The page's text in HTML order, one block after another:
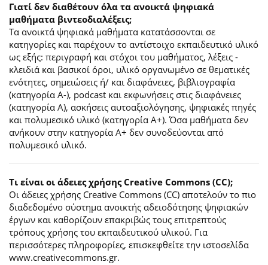
Γιατί δεν διαθέτουν όλα τα ανοικτά ψηφιακά
μαθήματα βιντεοδιαλέξεις;
Τα ανοικτά ψηφιακά μαθήματα κατατάσσονται σε
κατηγορίες και παρέχουν το αντίστοιχο εκπαιδευτικό υλικό
ως εξής: περιγραφή και στόχοι του μαθήματος, λέξεις -
κλειδιά και βασικοί όροι, υλικό οργανωμένο σε θεματικές
ενότητες, σημειώσεις ή/ και διαφάνειες, βιβλιογραφία
(κατηγορία Α-), podcast και εκφωνήσεις στις διαφάνειες
(κατηγορία Α), ασκήσεις αυτοαξιολόγησης, ψηφιακές πηγές
και πολυμεσικό υλικό (κατηγορία Α+). Όσα μαθήματα δεν
ανήκουν στην κατηγορία Α+ δεν συνοδεύονται από
πολυμεσικό υλικό.
Τι είναι οι άδειες χρήσης Creative Commons (CC);
Οι άδειες χρήσης Creative Commons (CC) αποτελούν το πιο
διαδεδομένο σύστημα ανοικτής αδειοδότησης ψηφιακών
έργων και καθορίζουν επακριβώς τους επιτρεπτούς
τρόπους χρήσης του εκπαιδευτικού υλικού. Για
περισσότερες πληροφορίες, επισκεφθείτε την ιστοσελίδα
www.creativecommons.gr.